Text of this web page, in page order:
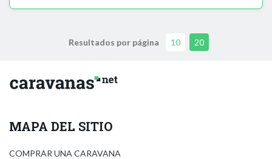
Resultados por página 10 20
MAPA DEL SITIO
COMPRAR UNA CARAVANA